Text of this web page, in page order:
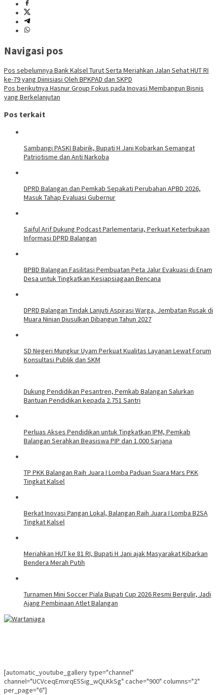
Navigasi pos
Pos sebelumnya Bank Kalsel Turut Serta Meriahkan Jalan Sehat HUT RI
ke-79 yang Diinisiasi Oleh BPKPAD dan SKPD
Pos berikutnya Hasnur Group Fokus pada Inovasi Membangun Bisnis
yang Berkelanjutan
Pos terkait
Sambangi PASKI Babirik, Bupati H Jani Kobarkan Semangat
Patriotisme dan Anti Narkoba
DPRD Balangan dan Pemkab Sepakati Perubahan APBD 2026,
Masuk Tahap Evaluasi Gubernur
Saiful Arif Dukung Podcast Parlementaria, Perkuat Keterbukaan
Informasi DPRD Balangan
BPBD Balangan Fasilitasi Pembuatan Peta Jalur Evakuasi di Enam
Desa untuk Tingkatkan Kesiapsiagaan Bencana
DPRD Balangan Tindak Lanjuti Aspirasi Warga, Jembatan Rusak di
Muara Ninian Diusulkan Dibangun Tahun 2027
SD Negeri Mungkur Uyam Perkuat Kualitas Layanan Lewat Forum
Konsultasi Publik dan SKM
Dukung Pendidikan Pesantren, Pemkab Balangan Salurkan
Bantuan Pendidikan kepada 2.751 Santri
Perluas Akses Pendidikan untuk Tingkatkan IPM, Pemkab
Balangan Serahkan Beasiswa PIP dan 1.000 Sarjana
TP PKK Balangan Raih Juara I Lomba Paduan Suara Mars PKK
Tingkat Kalsel
Berkat Inovasi Pangan Lokal, Balangan Raih Juara I Lomba B2SA
Tingkat Kalsel
Meriahkan HUT ke 81 RI, Bupati H Jani ajak Masyarakat Kibarkan
Bendera Merah Putih
Turnamen Mini Soccer Piala Bupati Cup 2026 Resmi Bergulir, Jadi
Ajang Pembinaan Atlet Balangan
[automatic_youtube_gallery type="channel"
channel="UCVceqEmxrqE5Sig_wQLKkSg" cache="900" columns="2"
per_page="6"]